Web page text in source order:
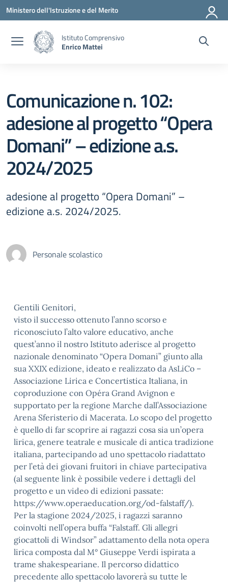
Vai ai contenuti
Vai al menu di navigazione
Vai al footer
Ministero dell'Istruzione e del Merito
Istituto Comprensivo
Enrico Mattei
Comunicazione n. 102:
adesione al progetto “Opera
Domani” – edizione a.s.
2024/2025
adesione al progetto “Opera Domani” –
edizione a.s. 2024/2025.
Personale scolastico
Gentili Genitori,
visto il successo ottenuto l’anno scorso e
riconosciuto l’alto valore educativo, anche
quest’anno il nostro Istituto aderisce al progetto
nazionale denominato “Opera Domani” giunto alla
sua XXIX edizione, ideato e realizzato da AsLiCo –
Associazione Lirica e Concertistica Italiana, in
coproduzione con Opéra Grand Avignon e
supportato per la regione Marche dall’Associazione
Arena Sferisterio di Macerata. Lo scopo del progetto
è quello di far scoprire ai ragazzi cosa sia un’opera
lirica, genere teatrale e musicale di antica tradizione
italiana, partecipando ad uno spettacolo riadattato
per l’età dei giovani fruitori in chiave partecipativa
(al seguente link è possibile vedere i dettagli del
progetto e un video di edizioni passate:
https://www.operaeducation.org/od-falstaff/).
Per la stagione 2024/2025, i ragazzi saranno
coinvolti nell’opera buffa “Falstaff. Gli allegri
giocattoli di Windsor” adattamento della nota opera
lirica composta dal M° Giuseppe Verdi ispirata a
trame shakespeariane. Il percorso didattico
precedente allo spettacolo lavorerà su tutte le